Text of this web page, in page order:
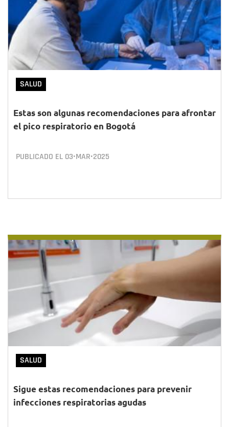
SALUD
Estas son algunas recomendaciones para afrontar
el pico respiratorio en Bogotá
PUBLICADO EL 03•MAR•2025
SALUD
Sigue estas recomendaciones para prevenir
infecciones respiratorias agudas